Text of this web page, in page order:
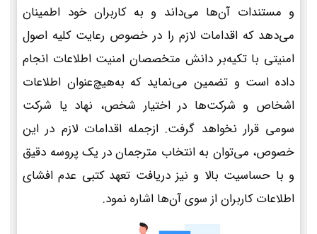
و مستندات آن‌ها می‌داند و به کاربران خود اطمینان
می‌دهد که اقدامات لازم را در خصوص رعایت کلیه اصول
امنیتی با تکیه‌بر دانش متخصصان امنیت اطلاعات انجام
داده است و تضمین می‌نماید که به‌هیچ‌عنوان اطلاعات
اشخاص و شرکت‌ها در اختیار شخص، نهاد یا شرکت
سومی قرار نخواهد گرفت. ازجمله اقدامات لازم در این
خصوص، می‌توان به انتخاب مترجمان در یک پروسه دقیق
و با حساسیت بالا و نیز دریافت تعهد کتبی عدم افشای
اطلاعات کاربران از سوی آن‌ها اشاره نمود.